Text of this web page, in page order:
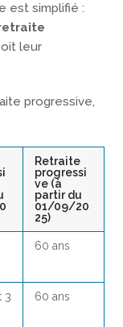
est simplifié :
leur
progressive,
Retraite
progressi
ve (à
partir du
01/09/20
25)
60 ans
3
60 ans